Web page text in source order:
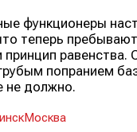
функционеры
теперь
принцип
попранием
не должно.
Москва